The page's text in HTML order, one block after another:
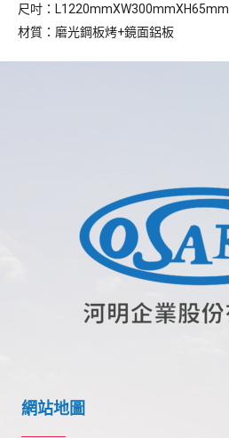
尺吋：L1220mmXW300mmXH65mm
材質：磨光鋼板烤+鏡面鋁板
網站地圖